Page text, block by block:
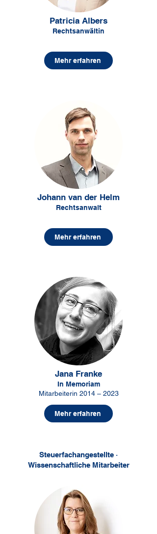
Patricia Albers
Rechtsanwältin
Mehr erfahren
Johann van der Helm
Rechtsanwalt
Mehr erfahren
Jana Franke
In Memoriam
Mitarbeiterin 2014 – 2023
Mehr erfahren
Steuerfachangestellte ·
Wissenschaftliche Mitarbeiter